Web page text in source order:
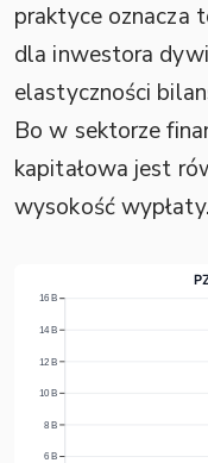
praktyce oznacza
dla inwestora
elastyczności
Bo w sektorze
kapitałowa jest
wysokość wypłaty.